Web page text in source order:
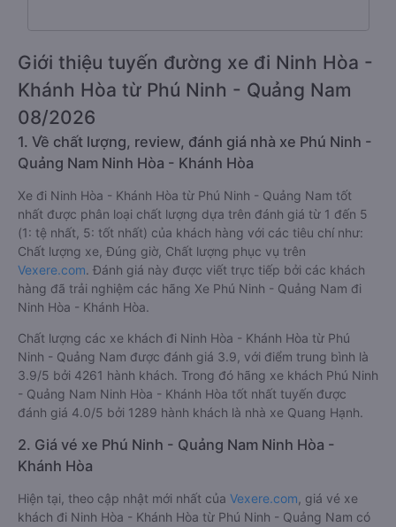
Giới thiệu tuyến đường xe đi Ninh Hòa -
Khánh Hòa từ Phú Ninh - Quảng Nam
08/2026
1. Về chất lượng, review, đánh giá nhà xe Phú Ninh -
Quảng Nam Ninh Hòa - Khánh Hòa
Xe đi Ninh Hòa - Khánh Hòa từ Phú Ninh - Quảng Nam tốt
nhất được phân loại chất lượng dựa trên đánh giá từ 1 đến 5
(1: tệ nhất, 5: tốt nhất) của khách hàng với các tiêu chí như:
Chất lượng xe, Đúng giờ, Chất lượng phục vụ trên
Vexere.com. Đánh giá này được viết trực tiếp bởi các khách
hàng đã trải nghiệm các hãng Xe Phú Ninh - Quảng Nam đi
Ninh Hòa - Khánh Hòa.
Chất lượng các xe khách đi Ninh Hòa - Khánh Hòa từ Phú
Ninh - Quảng Nam được đánh giá 3.9, với điểm trung bình là
3.9/5 bởi 4261 hành khách. Trong đó hãng xe khách Phú Ninh
- Quảng Nam Ninh Hòa - Khánh Hòa tốt nhất tuyến được
đánh giá 4.0/5 bởi 1289 hành khách là nhà xe Quang Hạnh.
2. Giá vé xe Phú Ninh - Quảng Nam Ninh Hòa -
Khánh Hòa
Hiện tại, theo cập nhật mới nhất của Vexere.com , giá vé xe
khách đi Ninh Hòa - Khánh Hòa từ Phú Ninh - Quảng Nam có